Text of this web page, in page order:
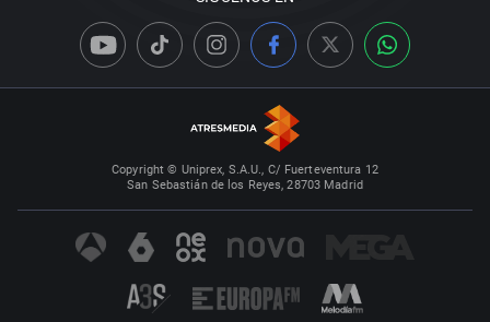
Copyright © Uniprex, S.A.U., C/ Fuerteventura 12
San Sebastián de los Reyes, 28703 Madrid